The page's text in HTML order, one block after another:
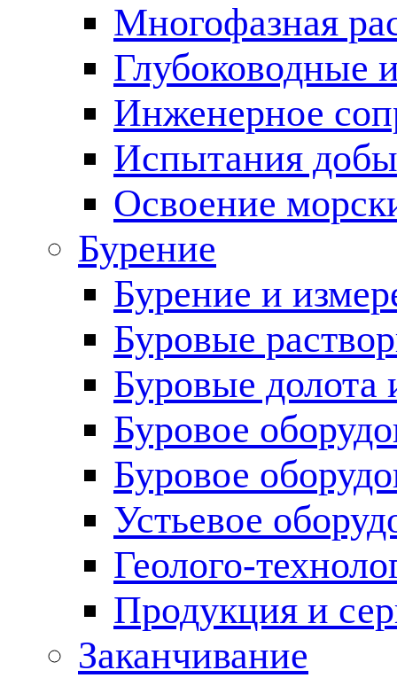
Многофазная
Глубоководные
Инженерное
Испытания
Освоение
Бурение
Бурение и
Буровые
Буровые долота
Буровое
Буровое
Устьевое
Геолого-
Продукция и
Заканчивание